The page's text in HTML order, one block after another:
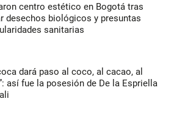
centro estético en Bogotá tras
desechos biológicos y presuntas
sanitarias
dará paso al coco, al cacao, al
así fue la posesión de De la Espriella